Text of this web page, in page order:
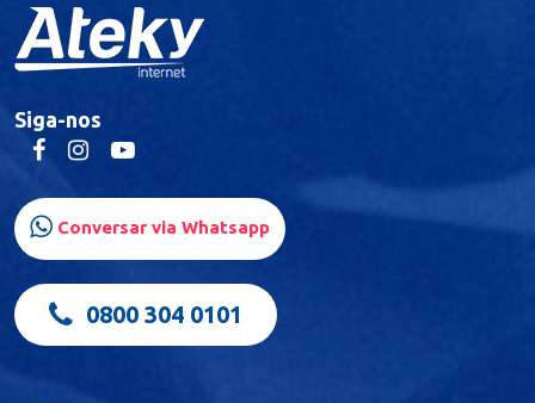
Siga-nos
Conversar via Whatsapp
0800 304 0101